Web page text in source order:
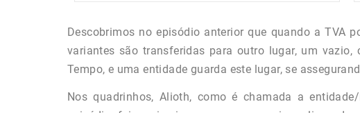
Descobrimos no episódio anterior que quando a TVA
variantes são transferidas para outro lugar, um
Tempo, e uma entidade guarda este lugar, se
Nos quadrinhos, Alioth, como é chamada a